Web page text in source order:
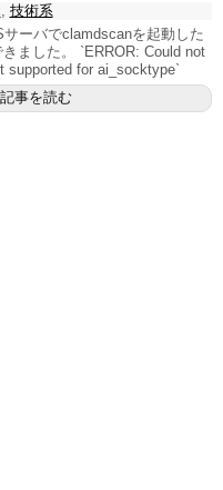
技術系
ーバでclamdscanを起動した
ました。 `ERROR: Could not
supported for ai_socktype`
記事を読む